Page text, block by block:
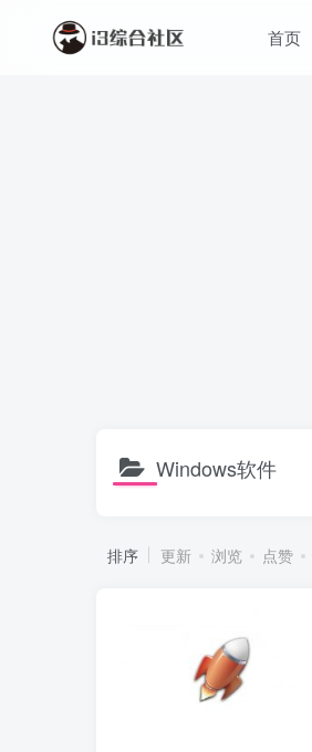
首页
Windows软件
排序 更新 浏览 点赞